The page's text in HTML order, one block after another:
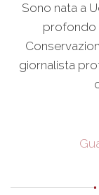
Sono nata a
profondo
giornalista